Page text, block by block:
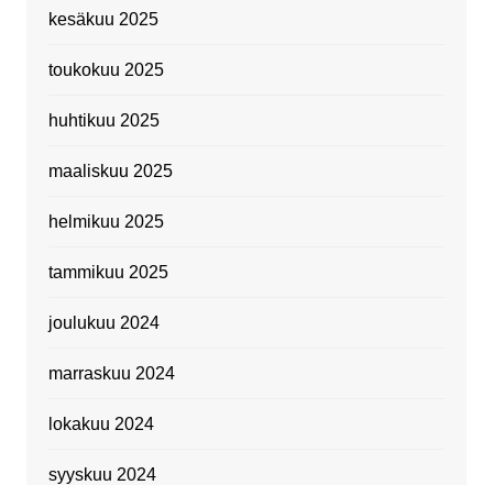
kesäkuu 2025
toukokuu 2025
huhtikuu 2025
maaliskuu 2025
helmikuu 2025
tammikuu 2025
joulukuu 2024
marraskuu 2024
lokakuu 2024
syyskuu 2024